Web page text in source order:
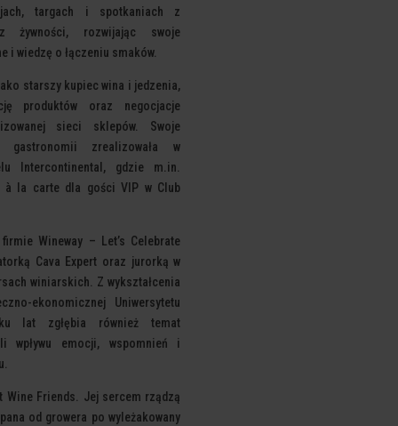
targach i spotkaniach z
żywności, rozwijając swoje
i wiedzę o łączeniu smaków.
starszy kupiec wina i jedzenia,
produktów oraz negocjacje
sieci sklepów. Swoje
zrealizowała w
Intercontinental, gdzie m.in.
à la carte dla gości VIP w Club
Wineway – Let’s Celebrate
Cava Expert oraz jurorką w
winiarskich. Z wykształcenia
ekonomicznej Uniwersytetu
lat zgłębia również temat
emocji, wspomnień i
Friends. Jej sercem rządzą
od growera po wyleżakowany